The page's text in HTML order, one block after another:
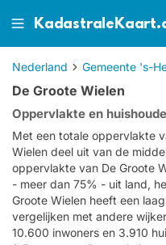
Nederland Gemeente 's-
De Groote Wielen
Oppervlakte en
Met een totale oppervlakte
Wielen deel uit van de
oppervlakte van De Groote
- meer dan 75% - uit land,
Groote Wielen heeft een
vergelijken met andere
10.600 inwoners en 3.910